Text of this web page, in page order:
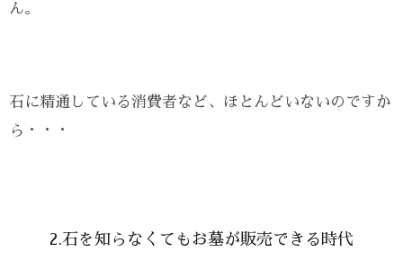
ん。
石に精通している消費者など、ほとんどいないのですか
ら・・・
2.石を知らなくてもお墓が販売できる時代